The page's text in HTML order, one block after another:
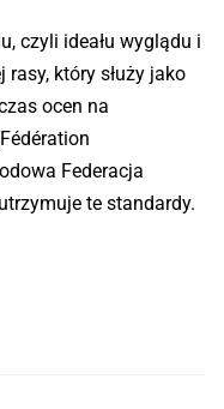
czyli ideału wyglądu i
który służy jako
ocen na
Federacja
te standardy.